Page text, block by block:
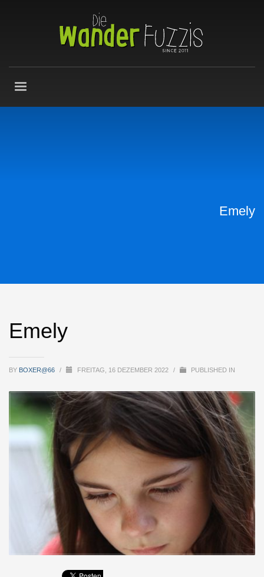
Emely
Emely
BY BOXER@66 / FREITAG, 16 DEZEMBER 2022 / PUBLISHED IN